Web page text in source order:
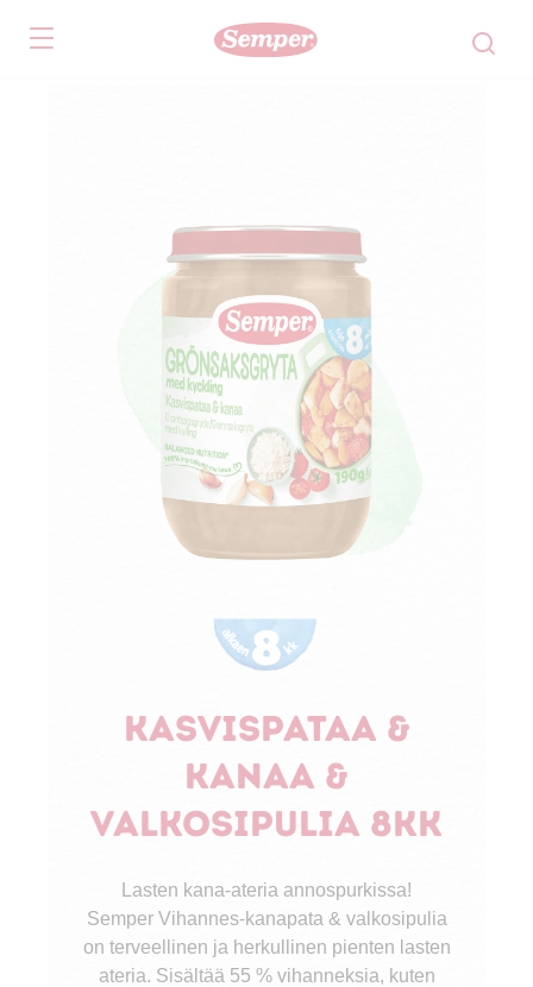
Kasvispataa &
kanaa &
valkosipulia 8kk
Lasten kana-ateria annospurkissa!
Semper Vihannes-kanapata & valkosipulia
on terveellinen ja herkullinen pienten lasten
ateria. Sisältää 55 % vihanneksia, kuten